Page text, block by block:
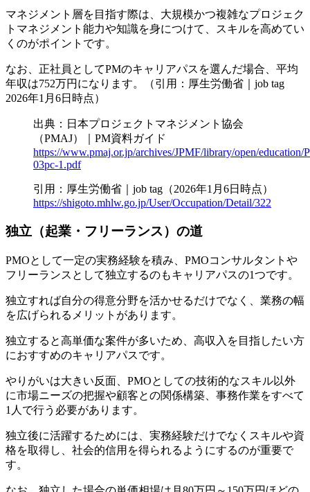
マネジメント層を目指す際は、大規模かつ複雑なプロジェク
トマネジメント能力や知識を身につけて、スキルを高めてい
くのがポイントです。
なお、正社員としてPMのキャリアパスを選んだ場合、平均
年収は752万円になります。（引用：厚生労働省｜job tag
2026年1月6日時点）
出典：日本プロジェクトマネジメント協会
（PMAJ）｜PM資料ガイド
https://www.pmaj.or.jp/archives/JPMF/library/open/education/
03pc-1.pdf
引用：厚生労働省｜job tag（2026年1月6日時点）
https://shigoto.mhlw.go.jp/User/Occupation/Detail/322
独立（起業・フリーランス）の道
PMOとして一定の実務経験を積み、PMOコンサルタントや
フリーランスとして独立するのもキャリアパスの1つです。
独立すれば自分の得意分野を活かせるだけでなく、業務の幅
を広げられるメリットがあります。
独立すると高単価な案件が多いため、高収入を目指したい方
におすすめのキャリアパスです。
やりがいは大きい反面、PMOとしての技術的なスキル以外
に市場ニーズの把握や顧客との関係構築、事務作業をすべて
1人で行う必要があります。
独立後に活躍するためには、実務経験だけでなくスキルや資
格を取得し、社会的信用を得られるようにするのが重要で
す。